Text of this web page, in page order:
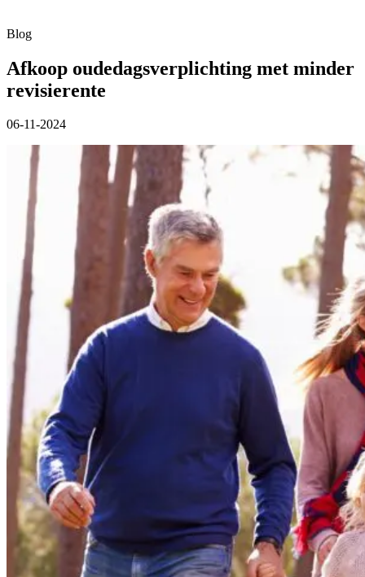
Blog
Afkoop oudedagsverplichting met minder
revisierente
06-11-2024